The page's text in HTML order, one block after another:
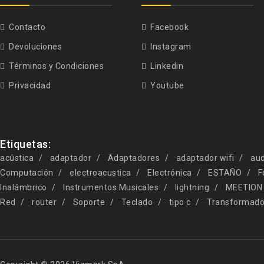
Contacto
Devoluciones
Términos y Condiciones
Privacidad
Facebook
Instagram
Linkedin
Youtube
Etiquetas:
acústica adaptador Adaptadores adaptador wifi
Computación
electroacustica Electrónica ESTAÑO
Inalámbrico
Instrumentos Musicales lightning
MEETION
Red
router Soporte Teclado tipo c